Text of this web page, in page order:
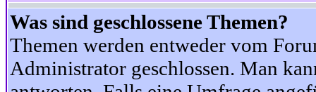
Was sind geschlossene Themen?
Themen werden entweder vom
Administrator geschlossen. Man